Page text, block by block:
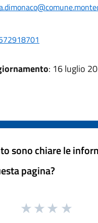
: 16 luglio
sono chiare le
pagina?